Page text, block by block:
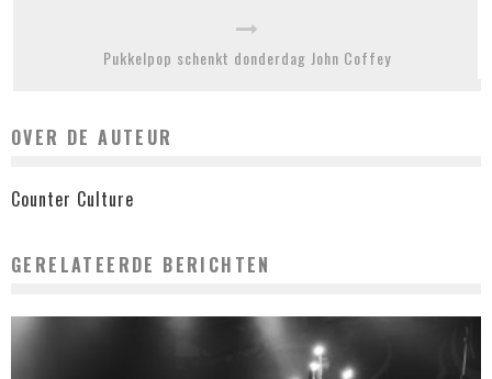
Pukkelpop schenkt donderdag John Coffey
OVER DE AUTEUR
Counter Culture
GERELATEERDE BERICHTEN